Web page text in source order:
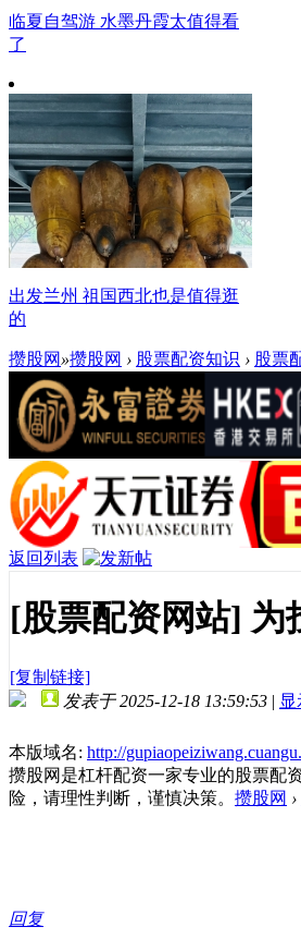
临夏自驾游 水墨丹霞太值得看
了
出发兰州 祖国西北也是值得逛
的
攒股网 »攒股网 › 股票配资知识 › 股票
返回列表
[股票配资网站] 为
[复制链接]
发表于 2025-12-18 13:59:53 |
本版域名: http://
攒股网是杠杆配资一家专业的股票配
险，请理性判断，谨慎决策。 攒股网 ›
回复